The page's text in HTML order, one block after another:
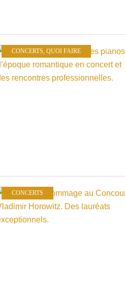
CONCERTS QUOI FAIRE
CONCERTS